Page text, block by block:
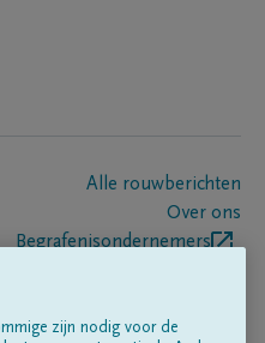
Alle rouwberichten
Over ons
Begrafenisondernemers
zijn nodig voor de